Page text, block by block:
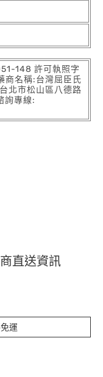
148 許可執照字
商名稱:台灣屈臣氏
北市松山區八德路
詢專線:
直送資訊
運